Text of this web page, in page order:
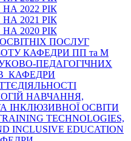
2022 РІК
2021 РІК
2020 РІК
ПОСЛУГ
КАФЕДРИ ПП та М
ПЕДАГОГІЧНИХ
КАФЕДРИ
НАВЧАННЯ,
ІНКЛЮЗИВНОЇ ОСВІТИ
TECHNOLOGIES,
INCLUSIVE EDUCATION